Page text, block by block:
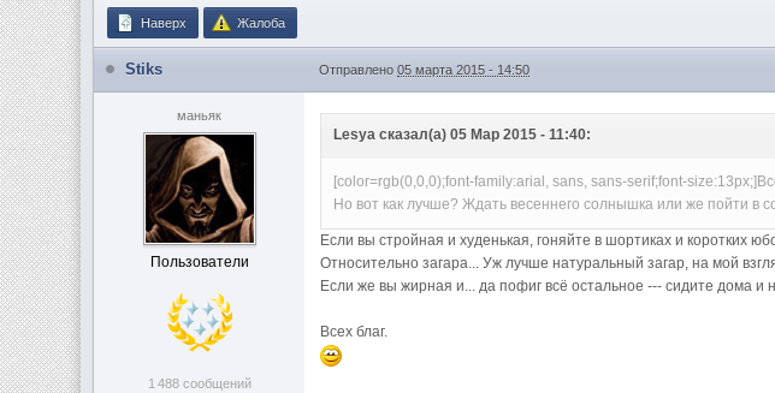
Наверх Жалоба
Stiks Отправлено05 марта 2015 - 14:50
маньяк
Пользователи
1 488 сообщений
Lesya сказал(а) 05 Мар 2015 - 11:40:
[color=rgb(0,0,0);font-family:arial, sans, sans-serif;font-
Но вот как лучше? Ждать весеннего солнышка или же пойти в
Если вы стройная и худенькая, гоняйте в шортиках и коротких
Относительно загара... Уж лучше натуральный загар, на мой
Если же вы жирная и... да пофиг всё остальное --- сидите дома и
Всех благ.